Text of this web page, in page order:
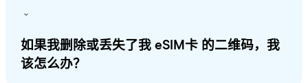
如果我删除或丢失了我 eSIM卡 的二维码，我
该怎么办？